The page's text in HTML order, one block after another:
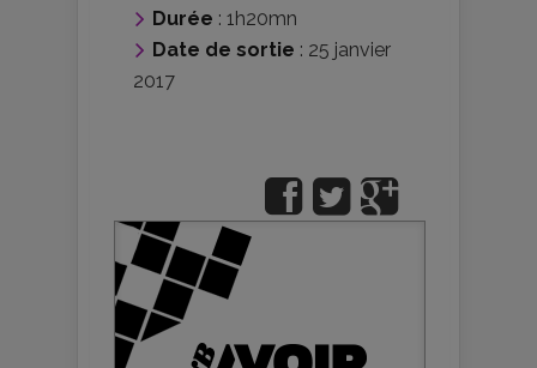
Durée : 1h20mn
Date de sortie : 25 janvier
2017